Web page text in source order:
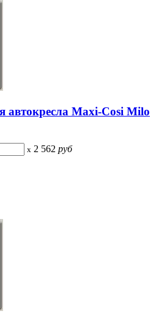
автокресла Maxi-Cosi Milo
x 2 562 руб